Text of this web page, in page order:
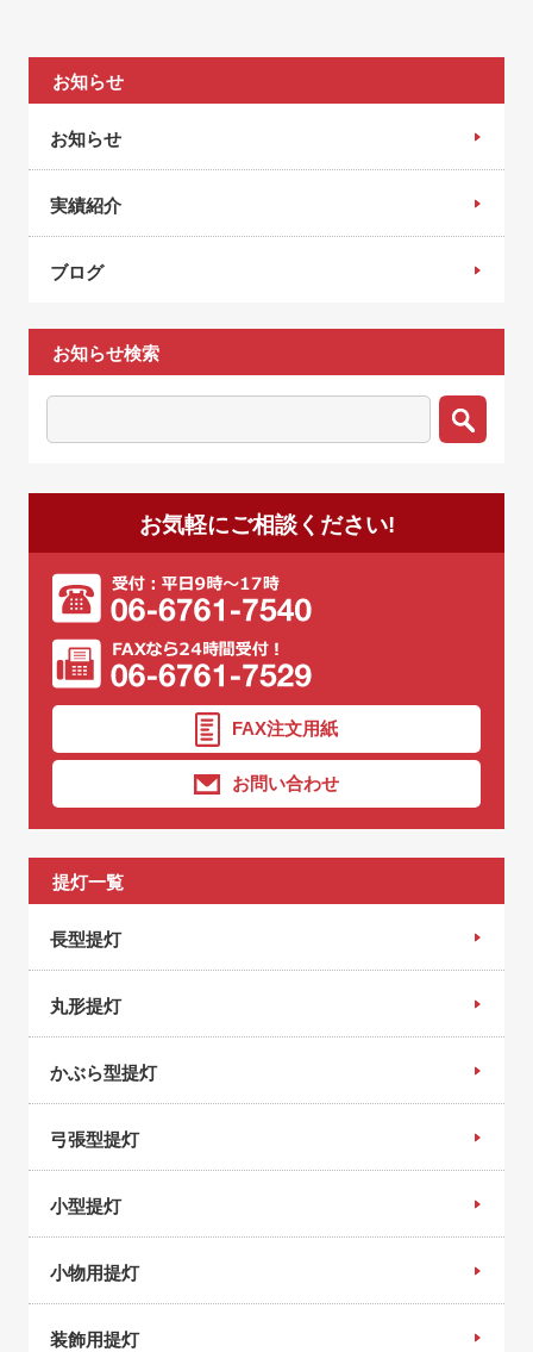
お知らせ
お知らせ
実績紹介
ブログ
お知らせ検索
お気軽にご相談ください!
FAX注文用紙
お問い合わせ
提灯一覧
長型提灯
丸形提灯
かぶら型提灯
弓張型提灯
小型提灯
小物用提灯
装飾用提灯